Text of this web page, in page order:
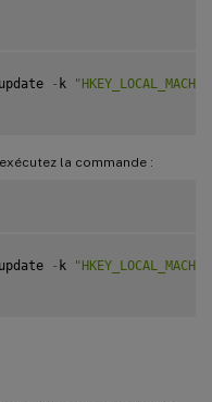
- k
la commande :
- k